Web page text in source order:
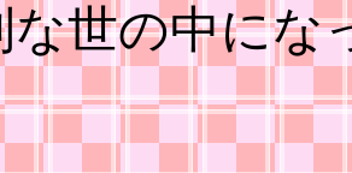
な世の中にな